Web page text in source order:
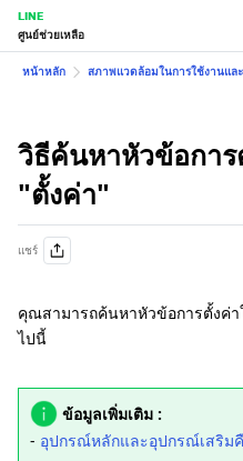
LINE
ศูนย์ช่วยเหลือ
หน้าหลัก สภาพแวดล้อมในการใช้งานแล
วิธีค้นหาหัวข้อกา
"ตั้งค่า"
แชร์
คุณสามารถค้นหาหัวข้อการตั้งค่
ไปนี้
ข้อมูลเพิ่มเติม :
- อุปกรณ์หลักและอุปกรณ์เสริม